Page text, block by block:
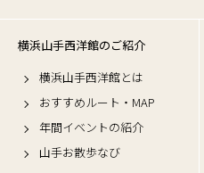
横浜山手西洋館のご紹介
横浜山手西洋館とは
おすすめルート・MAP
年間イベントの紹介
山手お散歩なび